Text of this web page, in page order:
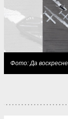
Фото: Да